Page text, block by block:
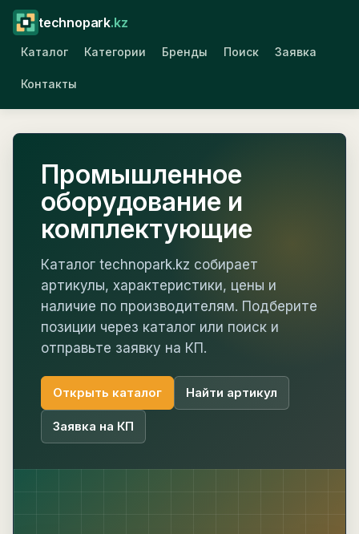
technopark.kz
Каталог Категории Бренды Поиск Заявка
Контакты
Промышленное
оборудование и
комплектующие
Каталог technopark.kz собирает
артикулы, характеристики, цены и
наличие по производителям. Подберите
позиции через каталог или поиск и
отправьте заявку на КП.
Открыть каталог Найти артикул
Заявка на КП